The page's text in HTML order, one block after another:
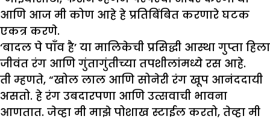
आणि आज मी कोण आहे हे प्रतिबिंबित करणारे घटक
एकत्र करणे.
‘बादल पे पाँव है’ या मालिकेची प्रसिद्धी आस्था गुप्ता हिला
जीवंत रंग आणि गुंतागुंतीच्या तपशीलांमध्ये रस आहे.
ती म्हणते, “खोल लाल आणि सोनेरी रंग खूप आनंददायी
असतो. हे रंग उबदारपणा आणि उत्सवाची भावना
आणतात. जेव्हा मी माझे पोशाख स्टाईल करतो, तेव्हा मी